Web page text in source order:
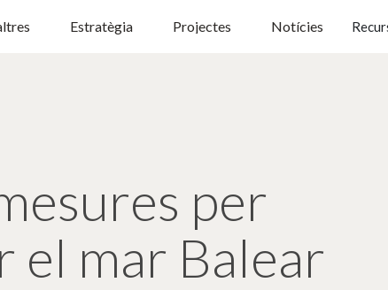
Estratègia Projectes Notícies
per
el mar Balear